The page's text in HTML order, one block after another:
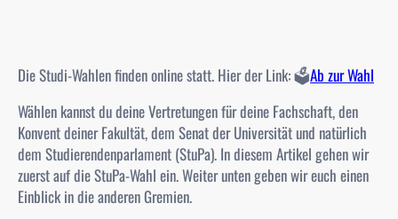
Die Studi-Wahlen finden online statt. Hier der Link: 🗳️Ab zur Wahl
Wählen kannst du deine Vertretungen für deine Fachschaft, den
Konventdeiner Fakultät, dem Senatder Universität und natürlich
dem Studierendenparlament (StuPa). In diesem Artikel gehen wir
zuerst auf die StuPa-Wahl ein. Weiter unten geben wir euch einen
Einblick in die anderen Gremien.